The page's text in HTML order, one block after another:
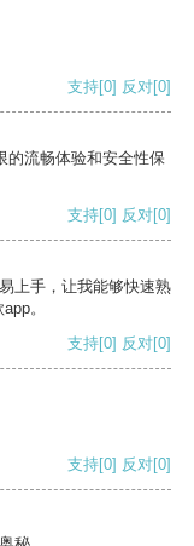
支持[0] 反对[0]
的流畅体验和安全性保
支持[0] 反对[0]
上手，让我能够快速熟
。
支持[0] 反对[0]
支持[0] 反对[0]